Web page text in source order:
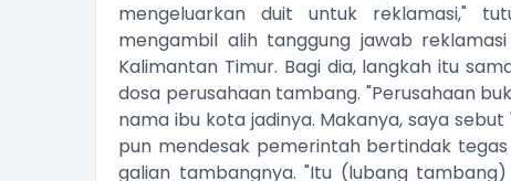
mengeluarkan duit untuk reklamasi,"
mengambil alih tanggung jawab
Kalimantan Timur. Bagi dia, langkah itu
dosa perusahaan tambang. "Perusahaan
nama ibu kota jadinya. Makanya, saya
pun mendesak pemerintah bertindak
galian tambangnya. "Itu (lubang